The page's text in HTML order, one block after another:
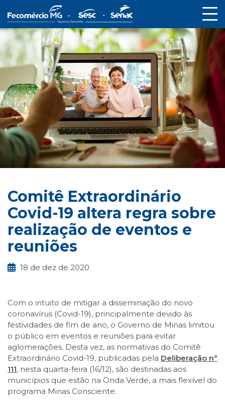
Comitê Extraordinário
Covid-19 altera regra sobre
realização de eventos e
reuniões
18 de dez de 2020
Com o intuito de mitigar a disseminação do novo
coronavírus (Covid-19), principalmente devido às
festividades de fim de ano, o Governo de Minas limitou
o público em eventos e reuniões para evitar
aglomerações. Desta vez, as normativas do Comitê
Extraordinário Covid-19, publicadas pela Deliberação nº
111, nesta quarta-feira (16/12), são destinadas aos
municípios que estão na Onda Verde, a mais flexível do
programa Minas Consciente.